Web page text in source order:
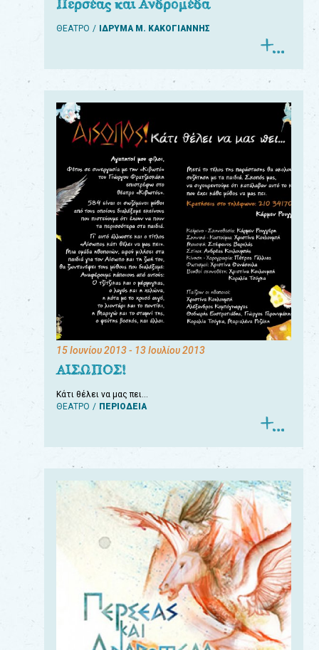
ΘΕΑΤΡΟ ΙΔΡΥΜΑ Μ. ΚΑΚΟΓΙΑΝΝΗΣ
15 Ιουνίου 2013- 13 Ιουλίου 2013
ΑΙΣΩΠΟΣ!
Κάτι θέλει να μας πει…
ΘΕΑΤΡΟ
ΠΕΡΙΟΔΕΙΑ